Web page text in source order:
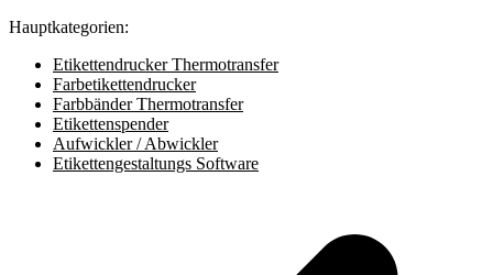
Hauptkategorien:
Etikettendrucker Thermotransfer
Farbetikettendrucker
Farbbänder Thermotransfer
Etikettenspender
Aufwickler / Abwickler
Etikettengestaltungs Software